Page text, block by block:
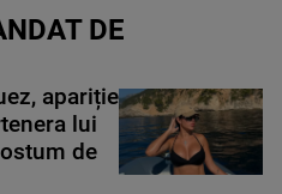
DE
apariție
lui
de